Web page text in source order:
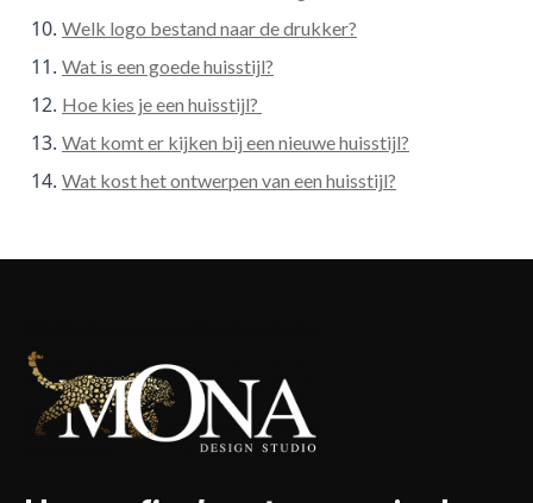
Welk logo bestand naar de drukker?
Wat is een goede huisstijl?
Hoe kies je een huisstijl?
Wat komt er kijken bij een nieuwe huisstijl?
Wat kost het ontwerpen van een huisstijl?